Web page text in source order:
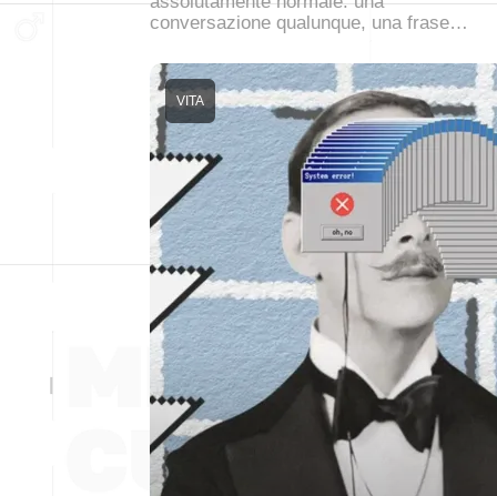
conversazione qualunque, una frase…
VITA